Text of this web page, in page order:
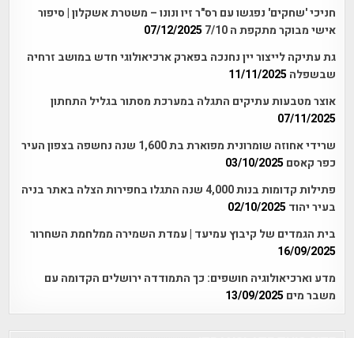
חניכי 'שחקים' נפגשו עם רס"ר זיו ונונו – משטרת אשקלון | סיפור
אישי מבוקר מתקפת ה 7/10
07/12/2025
גת עתיקה לייצור יין נחנכה בפארק ארכיאולוגי חדש במושב זרחיה
שבשפלה 11/11/2025
אוצר מטבעות עתיקים התגלה במערכת מסתור בגליל התחתון
07/11/2025
שרידי אחוזה שומרונית מפוארת בת 1,600 שנה נחשפה בצפון העיר
כפר קאסם 03/10/2025
פתילות קדומות בנות 4,000 שנה התגלו בחפירות הצלה באתר בניה
בעיר יהוד 02/10/2025
בית הגמדים של קיבוץ עמיעד | עמדת השמירה ממלחמת השחרור
16/09/2025
מדע וארכיאולוגיה חושפים: כך התמודדה ירושלים הקדומה עם
משבר מים 13/09/2025